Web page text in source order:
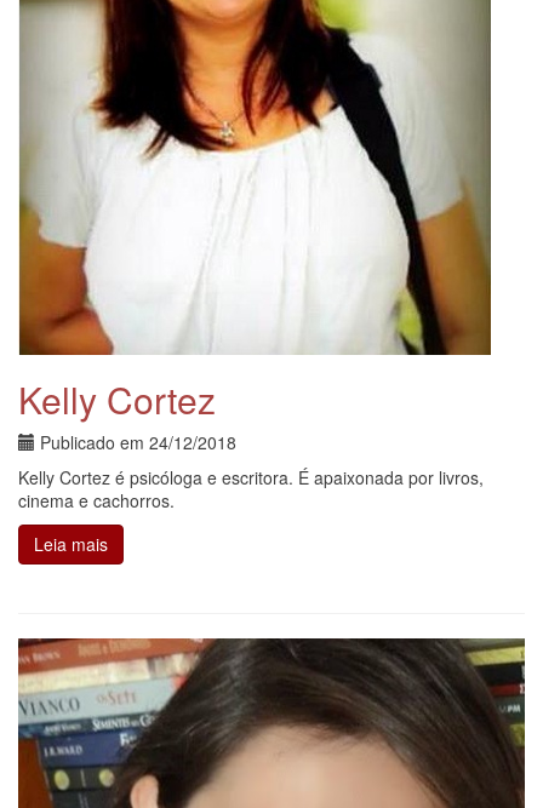
Kelly Cortez
Publicado em 24/12/2018
Kelly Cortez é psicóloga e escritora. É apaixonada por livros,
cinema e cachorros.
Leia mais